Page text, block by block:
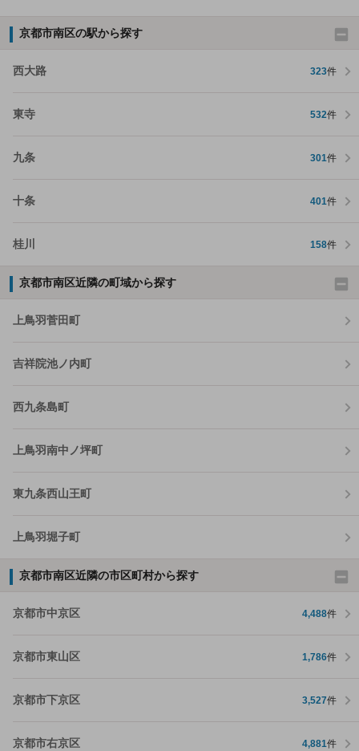
京都市南区の駅から探す
西大路 323件
東寺 532件
九条 301件
十条 401件
桂川 158件
京都市南区近隣の町域から探す
上鳥羽菅田町
吉祥院池ノ内町
西九条島町
上鳥羽南中ノ坪町
東九条西山王町
上鳥羽堀子町
京都市南区近隣の市区町村から探す
京都市中京区 4,488件
京都市東山区 1,786件
京都市下京区 3,527件
京都市右京区 4,881件